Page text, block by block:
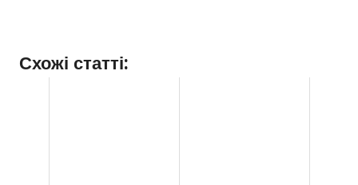
Схожі статті: